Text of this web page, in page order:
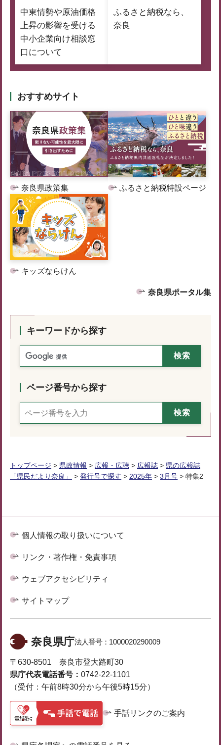
中東情勢や原油価格
上昇の影響を受ける
中小企業向け相談窓
口について
ふるさと納税なら、
奈良
おすすめサイト
奈良県政策集 ふるさと納税特設ページ
キッズならけん
奈良県ポータル集
キーワードから探す
ページ番号から探す
トップページ > 県政情報 > 広報・広聴 > 広報誌 > 県の広報誌
「県民だより奈良」
> 発行号で探す > 2025年 > 3月号 > 特集2
個人情報の取り扱いについて
リンク・著作権・免責事項
ウェブアクセシビリティ
サイトマップ
奈良県庁法人番号： 1000020290009
〒630-8501 奈良市登大路町30
県庁代表電話番号： 0742-22-1101
（受付：午前8時30分から午後5時15分）
手話リンクのご案内